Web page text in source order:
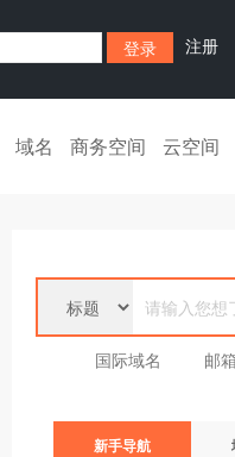
注册
域名 商务空间 云空间
国际域名 邮
新手导航